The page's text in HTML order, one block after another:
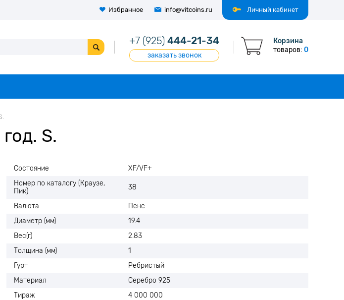
Личный кабинет
Избранное info@vitcoins.ru
+7 (925) 444-21-34
заказать звонок
Корзина
товаров: 0
S.
Состояние
XF/VF+
Номер по каталогу (Краузе,
Пик)
38
Валюта
Пенс
Диаметр (мм)
19.4
Вес(г)
2.83
Толщина (мм)
1
Гурт
Ребристый
Материал
Серебро 925
Тираж
4 000 000